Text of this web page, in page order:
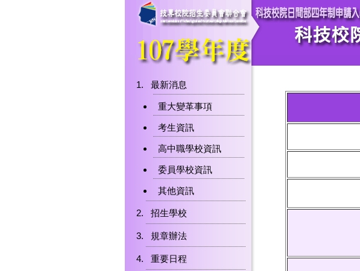
最新消息
重大變革事項
考生資訊
高中職學校資訊
委員學校資訊
其他資訊
招生學校
規章辦法
重要日程